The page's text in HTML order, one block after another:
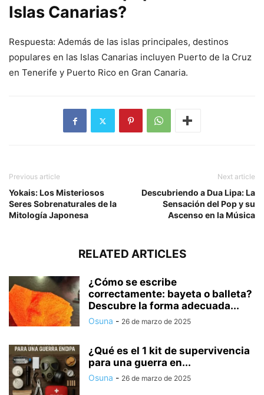
Islas Canarias?
Respuesta: Además de las islas principales, destinos
populares en las Islas Canarias incluyen Puerto de la Cruz
en Tenerife y Puerto Rico en Gran Canaria.
Previous article
Yokais: Los Misteriosos
Seres Sobrenaturales de la
Mitología Japonesa
Next article
Descubriendo a Dua Lipa: La
Sensación del Pop y su
Ascenso en la Música
RELATED ARTICLES
¿Cómo se escribe
correctamente: bayeta o balleta?
Descubre la forma adecuada...
Osuna - 26 de marzo de 2025
¿Qué es el 1 kit de supervivencia
para una guerra en...
Osuna - 26 de marzo de 2025